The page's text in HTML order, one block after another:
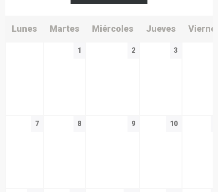
Lunes Martes Miércoles Jueves
1 2 3
7 8 9 10